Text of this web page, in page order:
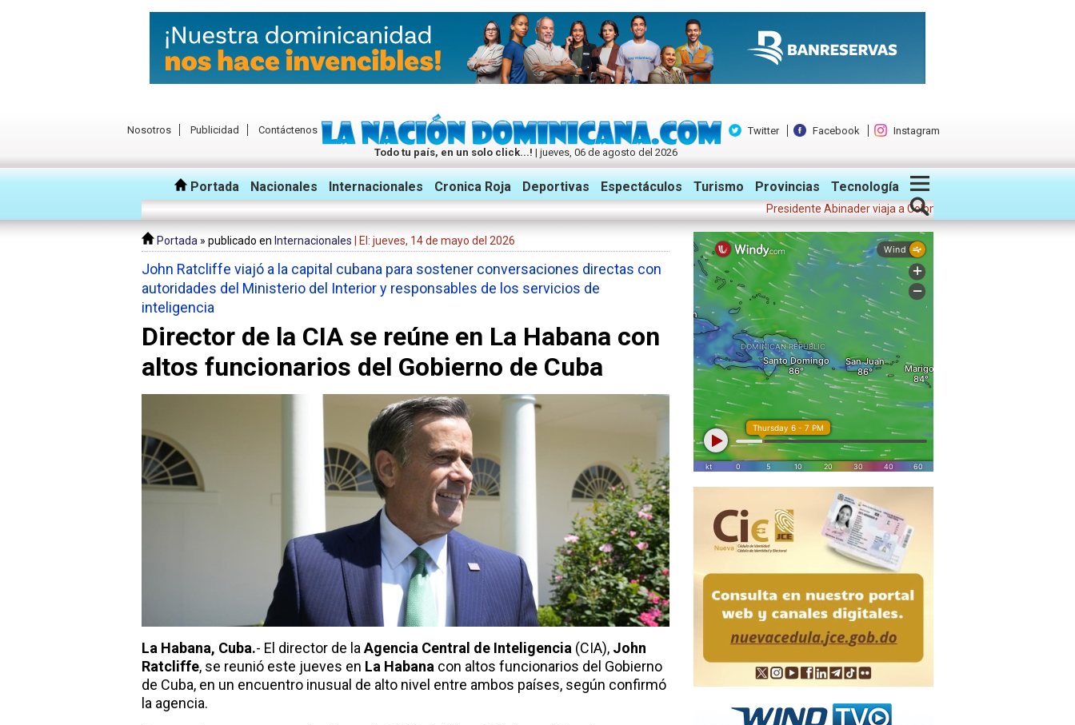
Nosotros Publicidad
Contáctenos
Todo tu país, en un solo click...! | jueves, 06 de agosto del 2026
Twitter Facebook Instagram
Portada Nacionales Internacionales Cronica Roja Deportivas Espectáculos Turismo Provincias Tecnología
Presidente Abinader viaja a Colombia para participar en la toma de
Portada » publicado en Internacionales | El: jueves, 14 de mayo del 2026
John Ratcliffe viajó a la capital cubana para sostener conversaciones directas con
autoridades del Ministerio del Interior y responsables de los servicios de
inteligencia
Director de la CIA se reúne en La Habana con
altos funcionarios del Gobierno de Cuba
La Habana, Cuba.- El director de la Agencia Central de Inteligencia (CIA), John
Ratcliffe, se reunió este jueves en La Habana con altos funcionarios del Gobierno
de Cuba, en un encuentro inusual de alto nivel entre ambos países, según confirmó
la agencia.